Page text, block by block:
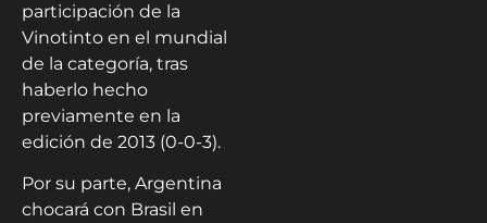
participación de la
Vinotinto en el mundial
de la categoría, tras
haberlo hecho
previamente en la
edición de 2013 (0-0-3).
Por su parte, Argentina
chocará con Brasil en